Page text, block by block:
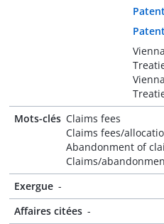
Mots-clés Claims fees
Claims fees/
Abandonment of
Claims/
Exergue -
Affaires citées -